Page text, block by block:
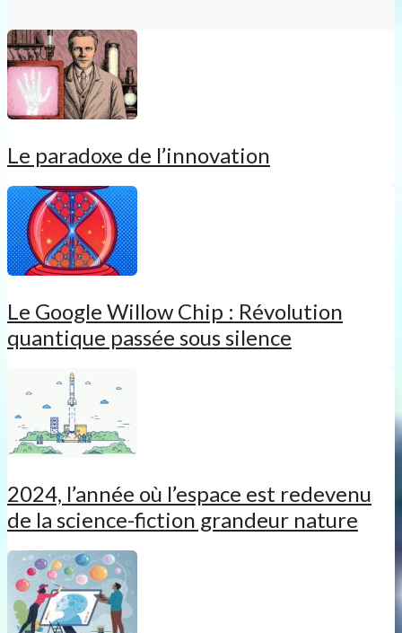
Le paradoxe de l’innovation
Le Google Willow Chip : Révolution
quantique passée sous silence
2024, l’année où l’espace est redevenu
de la science-fiction grandeur nature